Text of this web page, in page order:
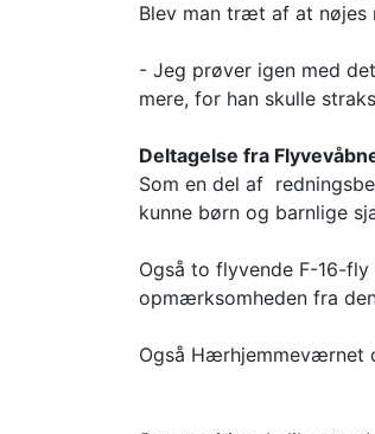
Blev man træt af at nøjes
- Jeg prøver igen med
mere, for han skulle
Deltagelse fra
Som en del af
kunne børn og barnlige
Også to flyvende F-16-
opmærksomheden fra
Også Hærhjemmeværnet